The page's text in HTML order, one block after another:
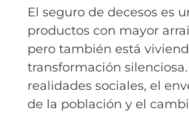
El seguro de decesos es
productos con mayor
pero también está
transformación
realidades sociales, el
de la población y el